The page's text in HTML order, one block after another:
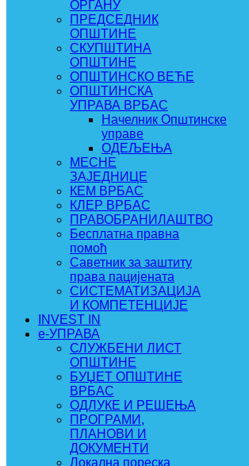
ОРГАНУ
ПРЕДСЕДНИК
ОПШТИНЕ
СКУПШТИНА
ОПШТИНЕ
ОПШТИНСКО ВЕЋЕ
ОПШТИНСКА
УПРАВА ВРБАС
Начелник Општинске
управе
ОДЕЉЕЊА
МЕСНЕ
ЗАЈЕДНИЦЕ
КЕМ ВРБАС
КЛЕР ВРБАС
ПРАВОБРАНИЛАШТВО
Бесплатна правна
помоћ
Саветник за заштиту
права пацијената
СИСТЕМАТИЗАЦИЈА
И КОМПЕТЕНЦИЈЕ
INVEST IN
e-УПРАВА
СЛУЖБЕНИ ЛИСТ
ОПШТИНЕ
БУЏЕТ ОПШТИНЕ
ВРБАС
ОДЛУКЕ И РЕШЕЊА
ПРОГРАМИ,
ПЛАНОВИ И
ДОКУМЕНТИ
Локална пореска